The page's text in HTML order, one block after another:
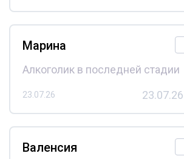
Марина
Алкоголик в последней стадии
23.07.26 23.07.26
Валенсия